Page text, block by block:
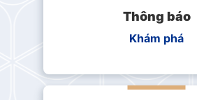
Thông báo
Khám phá